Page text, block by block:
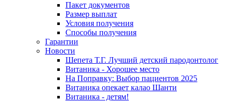
Пакет документов
Размер выплат
Условия получения
Способы получения
Гарантии
Новости
Шепета Т.Г. Лучший детский пародонтолог
Витаника - Хорошее место
На Поправку: Выбор пациентов 2025
Витаника опекает калао Шанти
Витаника - детям!